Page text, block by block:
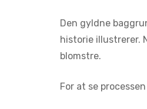
Den gyldne
historie illustrerer.
blomstre.
For at se